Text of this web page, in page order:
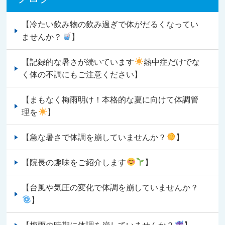
【冷たい飲み物の飲み過ぎで体がだるくなってい
ませんか？
】
【記録的な暑さが続いています
熱中症だけでな
く体の不調にもご注意ください】
【まもなく梅雨明け！本格的な夏に向けて体調管
理を
】
【急な暑さで体調を崩していませんか？ 】
【院長の趣味をご紹介します 】
【台風や気圧の変化で体調を崩していませんか？
】